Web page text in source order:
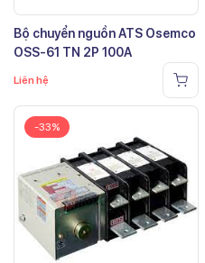
Bộ chuyển nguồn ATS Osemco
OSS-61 TN 2P 100A
Liên hệ
-33%